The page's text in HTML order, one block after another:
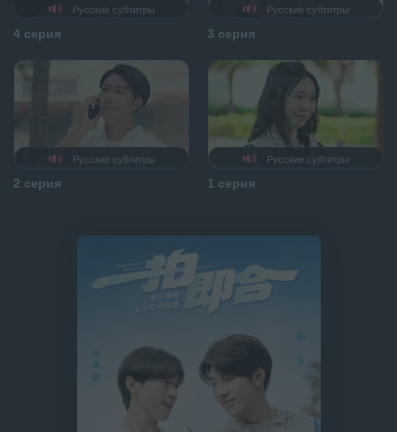
Русские субтитры
4 серия
Русские субтитры
3 серия
Русские субтитры
2 серия
Русские субтитры
1 серия